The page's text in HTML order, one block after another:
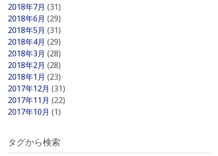
2018年7月 (31)
2018年6月 (29)
2018年5月 (31)
2018年4月 (29)
2018年3月 (28)
2018年2月 (28)
2018年1月 (23)
2017年12月 (31)
2017年11月 (22)
2017年10月 (1)
タグから検索